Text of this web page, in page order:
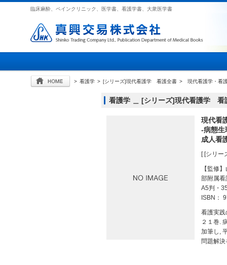
臨床麻酔、ペインクリニック、医学書、看護学書、大衆医学書
> 看護学 > [シリーズ]現代看護学 看護全書 > 現代看護学・看
看護学 ＿ [シリーズ]現代看護学 看
現代看
-病態生
成人看
[ [シリ
【監修
部附属看
A5判・
ISBN：
看護実践
２１巻.
加筆し,
問題解